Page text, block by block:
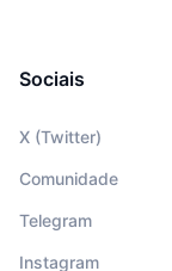
Sociais
X (Twitter)
Comunidade
Telegram
Instagram